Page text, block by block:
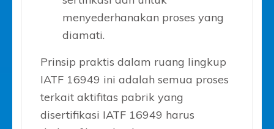
menyederhanakan proses yang
diamati.
Prinsip praktis dalam ruang lingkup
IATF 16949 ini adalah semua proses
terkait aktifitas pabrik yang
disertifikasi IATF 16949 harus